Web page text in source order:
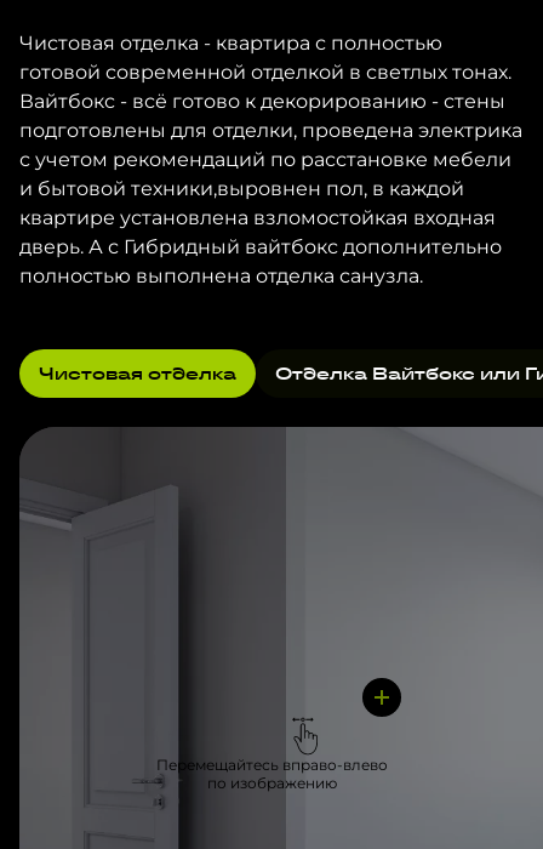
Чистовая отделка - квартира с полностью
готовой современной отделкой в светлых тонах.
Вайтбокс - всё готово к декорированию - стены
подготовлены для отделки, проведена электрика
с учетом рекомендаций по расстановке мебели
и бытовой техники,выровнен пол, в каждой
квартире установлена взломостойкая входная
дверь. А с Гибридный вайтбокс дополнительно
полностью выполнена отделка санузла.
Чистовая отделка Отделка Вайтбокс или
Перемещайтесь вправо-влево
по изображению